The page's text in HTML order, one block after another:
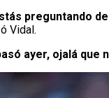
preguntando
Vidal.
ayer, ojalá que